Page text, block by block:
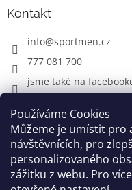
Používáme Cookies
Můžeme je umístit pro
návštěvnících, pro
personalizovaného
zážitku z webu. Pro
Kontakt
info@sportmen.cz
777 081 700
jsme také na